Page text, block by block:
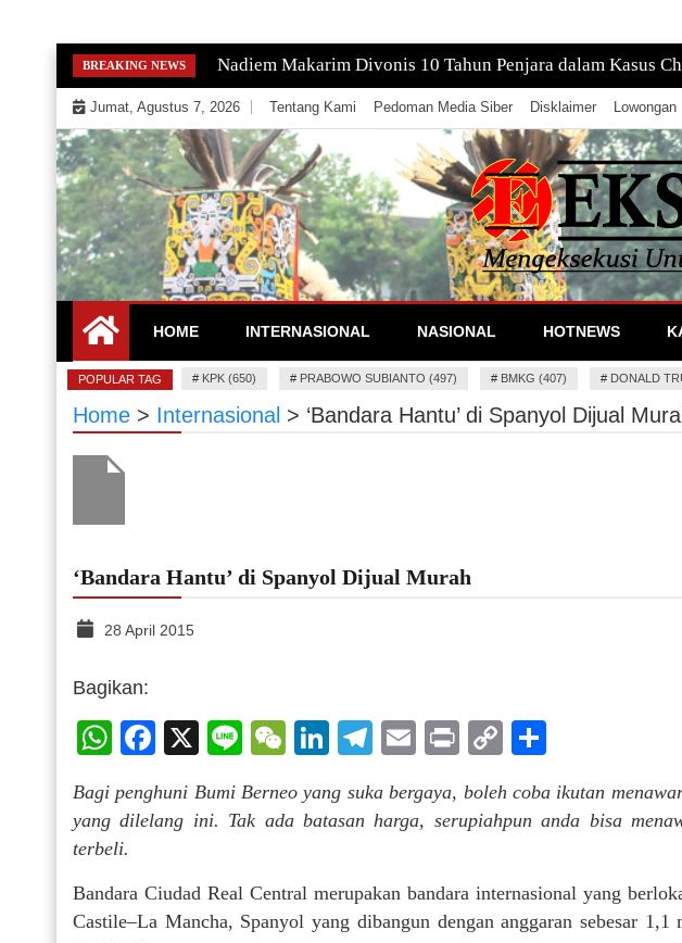
Skip
to
content
BREAKING NEWS Nadiem Makarim Divonis 10 Tahun Penjara dalam Kasus
Jumat, Agustus 7, 2026 Tentang Kami Pedoman Media Siber Disklaimer Lowongan
EKSEKUTOR
Mengeksekusi Berita Untuk Kemerdekaan dan Keadilan Informasi
HOME INTERNASIONAL NASIONAL HOTNEWS
POPULAR TAG # KPK (650) # PRABOWO SUBIANTO (497) # BMKG (407) # DONALD
Home > Internasional > ‘Bandara Hantu’ di Spanyol Dijual
‘Bandara Hantu’ di Spanyol Dijual Murah
28 April 2015
Bagikan:
WhatsApp
Facebook
X LineWeChat
LinkedIn
Telegram
EmailPrintCopy
Bagi penghuni Bumi Berneo yang suka bergaya, boleh coba ikutan
yang dilelang ini. Tak ada batasan harga, serupiahpun anda bisa
terbeli.
Bandara Ciudad Real Central merupakan bandara internasional yang
Castile–La Mancha, Spanyol yang dibangun dengan anggaran sebesar